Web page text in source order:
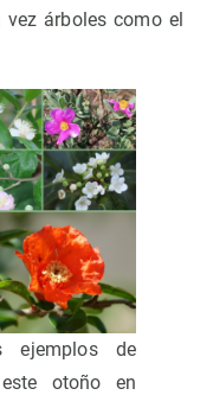
árboles como el
ejemplos de
otoño en